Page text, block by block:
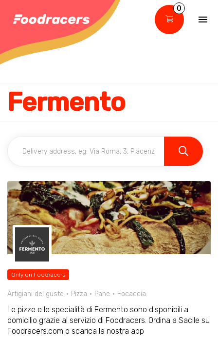
0
Fermento
Only on Foodracers
Artigiani del gusto Pizza Pane Focaccia
Le pizze e le specialità di Fermento sono disponibili a
domicilio grazie al servizio di Foodracers. Ordina a Sacile su
Foodracers.com o scarica la nostra app